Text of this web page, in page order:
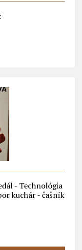
- Technológia
kuchár - čašník